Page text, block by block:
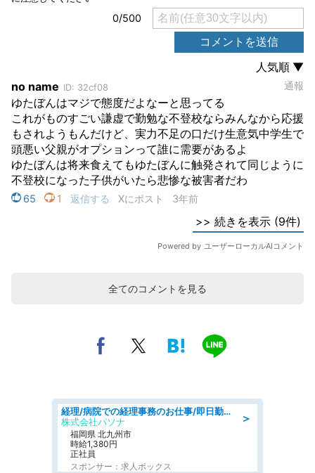
全てのコメントを見る
＞
経理/病院での経理事務のお仕事/即日勤務可/車通勤可/経理/一般事務
株式会社パソナ
福岡県 北九州市
時給1,380円
正社員
スポンサー：求人ボックス